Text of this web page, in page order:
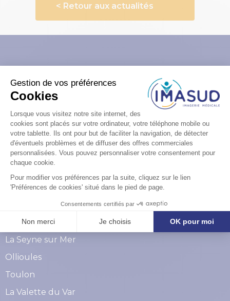
< Retour aux actualités
Vous avez des
questions ?
Formulaire de contact
Nos centres dans le Var
La Seyne sur Mer
Ollioules
Toulon
La Valette du Var